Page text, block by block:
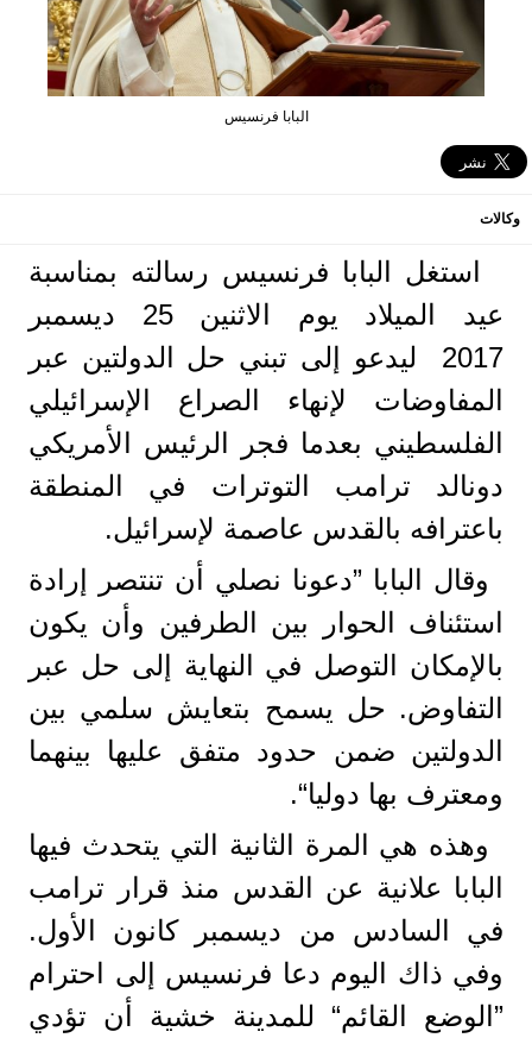
البابا فرنسيس
وكالات
استغل البابا فرنسيس رسالته بمناسبة
عيد الميلاد يوم الاثنين 25 ديسمبر
2017 ليدعو إلى تبني حل الدولتين عبر
المفاوضات لإنهاء الصراع الإسرائيلي
الفلسطيني بعدما فجر الرئيس الأمريكي
دونالد ترامب التوترات في المنطقة
باعترافه بالقدس عاصمة لإسرائيل.
وقال البابا ”دعونا نصلي أن تنتصر إرادة
استئناف الحوار بين الطرفين وأن يكون
بالإمكان التوصل في النهاية إلى حل عبر
التفاوض. حل يسمح بتعايش سلمي بين
الدولتين ضمن حدود متفق عليها بينهما
ومعترف بها دوليا“.
وهذه هي المرة الثانية التي يتحدث فيها
البابا علانية عن القدس منذ قرار ترامب
في السادس من ديسمبر كانون الأول.
وفي ذاك اليوم دعا فرنسيس إلى احترام
”الوضع القائم“ للمدينة خشية أن تؤدي